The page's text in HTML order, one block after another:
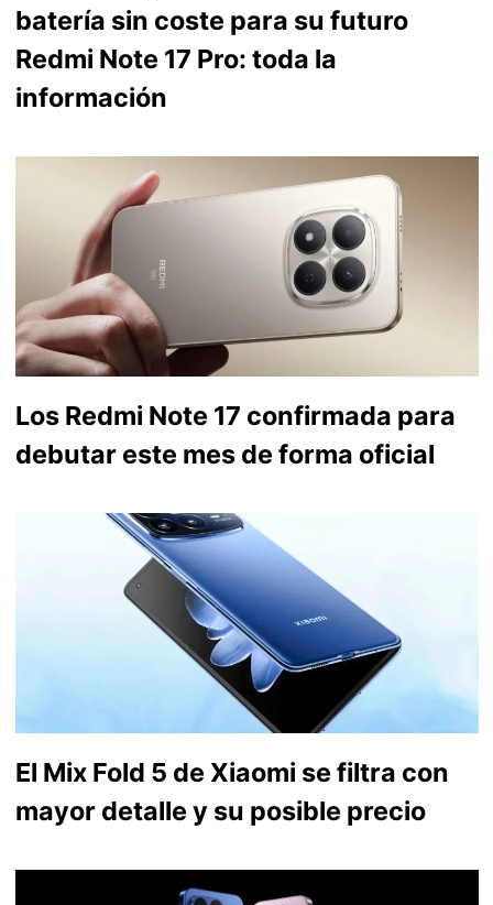
batería sin coste para su futuro
Redmi Note 17 Pro: toda la
información
Los Redmi Note 17 confirmada para
debutar este mes de forma oficial
El Mix Fold 5 de Xiaomi se filtra con
mayor detalle y su posible precio